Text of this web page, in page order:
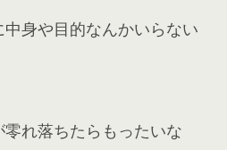
中身や目的なんかいらない
れ落ちたらもったいな